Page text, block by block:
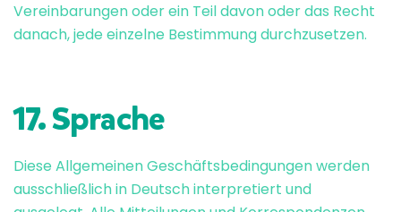
Vereinbarungen oder ein Teil davon oder das Recht
danach, jede einzelne Bestimmung durchzusetzen.
17. Sprache
Diese Allgemeinen Geschäftsbedingungen werden
ausschließlich in Deutsch interpretiert und